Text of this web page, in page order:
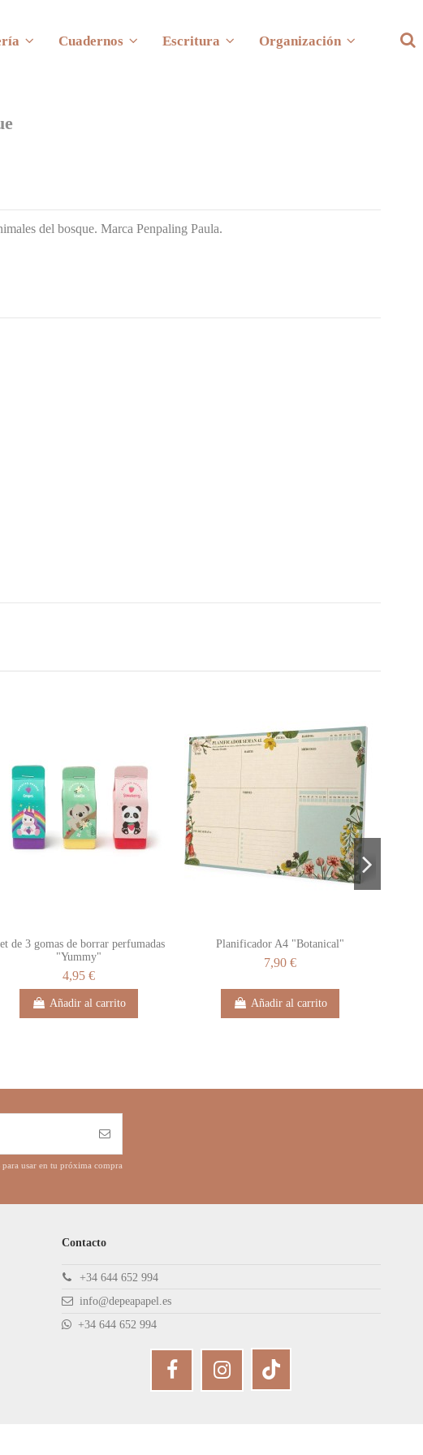
Cuadernos Escritura Organización
del bosque. Marca Penpaling Paula.
de 3 gomas de borrar perfumadas
"Yummy"
4,95 €
Añadir al carrito
Planificador A4 "Botanical"
7,90 €
Añadir al carrito
usar en tu próxima compra
Contacto
+34 644 652 994
info@depeapapel.es
+34 644 652 994